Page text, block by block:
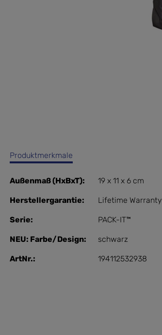
Produktmerkmale
Außenmaß (HxBxT): 19 x 11 x 6 cm
Herstellergarantie: Lifetime Warranty
Serie: PACK-IT™
NEU: Farbe/Design: schwarz
ArtNr.: 194112532938